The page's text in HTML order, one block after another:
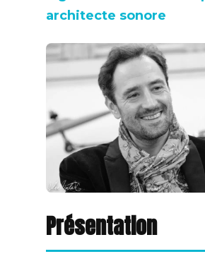
architecte sonore
Présentation